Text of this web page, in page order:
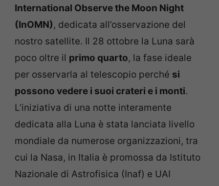
International Observe the Moon Night
(InOMN), dedicata all’osservazione del
nostro satellite. Il 28 ottobre la Luna sarà
poco oltre il primo quarto, la fase ideale
per osservarla al telescopio perché si
possono vedere i suoi crateri e i monti.
L’iniziativa di una notte interamente
dedicata alla Luna è stata lanciata livello
mondiale da numerose organizzazioni, tra
cui la Nasa, in Italia è promossa da Istituto
Nazionale di Astrofisica (Inaf) e UAI